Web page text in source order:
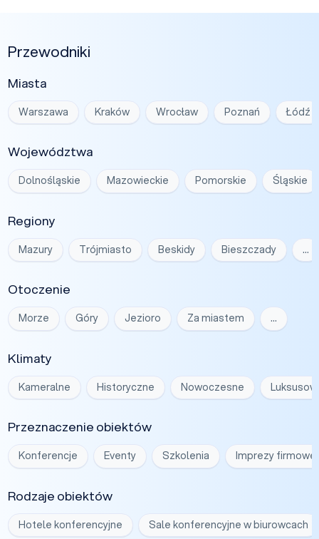
Przewodniki
Miasta
Warszawa Kraków Wrocław Poznań Łódź
Województwa
Dolnośląskie Mazowieckie Pomorskie Śląskie
Regiony
Mazury Trójmiasto Beskidy Bieszczady …
Otoczenie
Morze Góry Jezioro Za miastem …
Klimaty
Kameralne Historyczne Nowoczesne
Przeznaczenie obiektów
Konferencje Eventy Szkolenia Imprezy firmowe
Rodzaje obiektów
Hotele konferencyjne Sale konferencyjne w biurowcach